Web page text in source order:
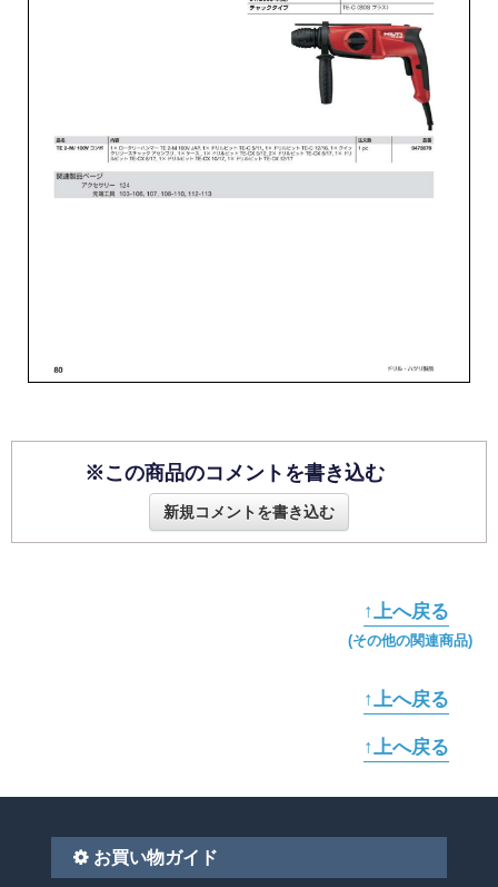
※この商品のコメントを書き込む
新規コメントを書き込む
↑上へ戻る
(その他の関連商品)
↑上へ戻る
↑上へ戻る
お買い物ガイド